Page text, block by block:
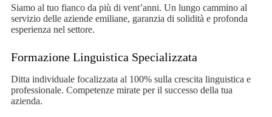
Siamo al tuo fianco da più di vent’anni. Un lungo cammino al
servizio delle aziende emiliane, garanzia di solidità e profonda
esperienza nel settore.
Formazione Linguistica Specializzata
Ditta individuale focalizzata al 100% sulla crescita linguistica e
professionale. Competenze mirate per il successo della tua
azienda.